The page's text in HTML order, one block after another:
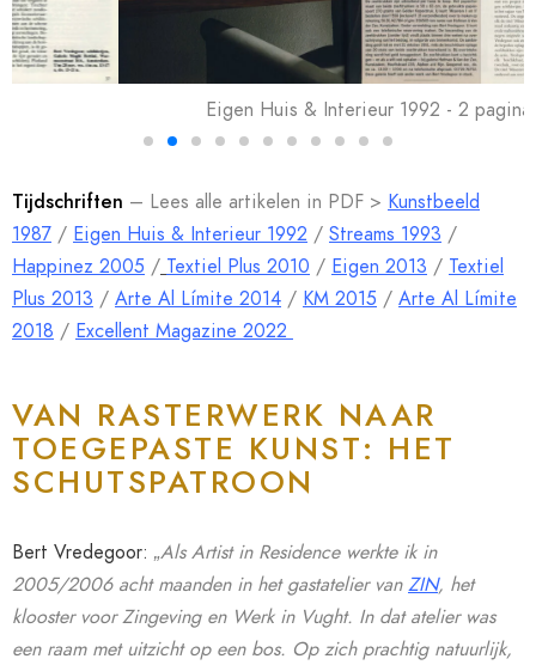
Eigen Huis & Interieur 1992 - 2 pagina's
Tijdschriften – Lees alle artikelen in PDF > Kunstbeeld
1987 / Eigen Huis & Interieur 1992 / Streams 1993 /
Happinez 2005 / Textiel Plus 2010 / Eigen 2013 / Textiel
Plus 2013 / Arte Al Límite 2014 / KM 2015 / Arte Al Límite
2018 / Excellent Magazine 2022
VAN RASTERWERK NAAR
TOEGEPASTE KUNST: HET
SCHUTSPATROON
Bert Vredegoor: „Als Artist in Residence werkte ik in
2005/2006 acht maanden in het gastatelier vanZIN, het
klooster voor Zingeving en Werk in Vught. In dat atelier was
een raam met uitzicht op een bos. Op zich prachtig natuurlijk,